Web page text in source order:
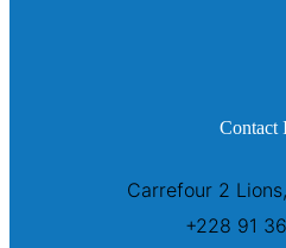
Contact
Carrefour 2
+228 91